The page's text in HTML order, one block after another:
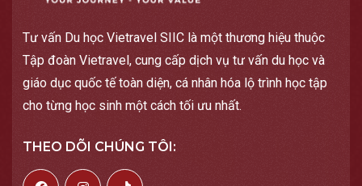
Tư vấn Du học Vietravel SIIC là một thương hiệu thuộc
Tập đoàn Vietravel, cung cấp dịch vụ tư vấn du học và
giáo dục quốc tế toàn diện, cá nhân hóa lộ trình học tập
cho từng học sinh một cách tối ưu nhất.
THEO DÕI CHÚNG TÔI: